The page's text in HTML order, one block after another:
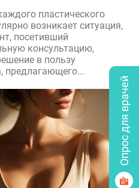
пластического
возникает ситуация,
посетивший
консультацию,
в пользу
предлагающего...
Опрос для врачей